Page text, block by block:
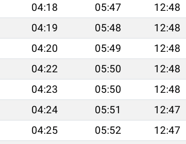
04:18 05:47 12:48
04:19 05:48 12:48
04:20 05:49 12:48
04:22 05:50 12:48
04:23 05:50 12:48
04:24 05:51 12:47
04:25 05:52 12:47